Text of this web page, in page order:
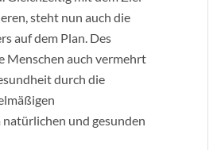
steht nun auch die
auf dem Plan. Des
Menschen auch vermehrt
durch die
und gesunden